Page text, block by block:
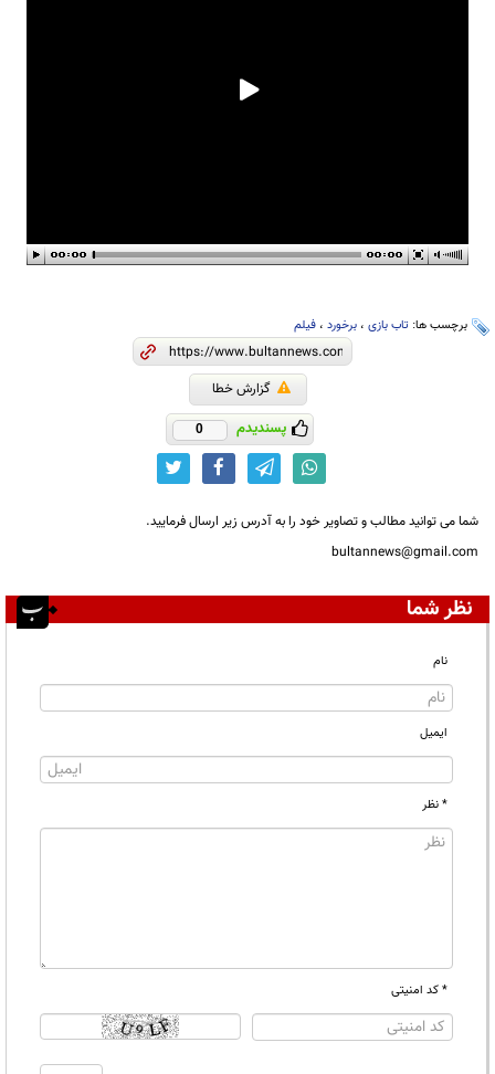
برچسب ها: تاب بازی ، برخورد ، فیلم
گزارش خطا
پسندیدم 0
شما می توانید مطالب و تصاویر خود را به آدرس زیر ارسال فرمایید.
bultannews@gmail.com
نظر شما
نام
ایمیل
* نظر
* کد امنیتی